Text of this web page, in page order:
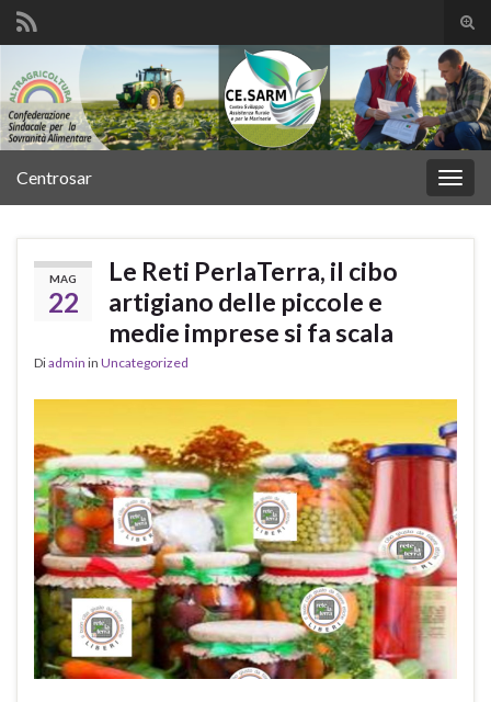
il
di
Search for:
la
Centrosar
MAG
22
Le Reti PerlaTerra, il cibo
artigiano delle piccole e
medie imprese si fa scala
Diadmin in Uncategorized